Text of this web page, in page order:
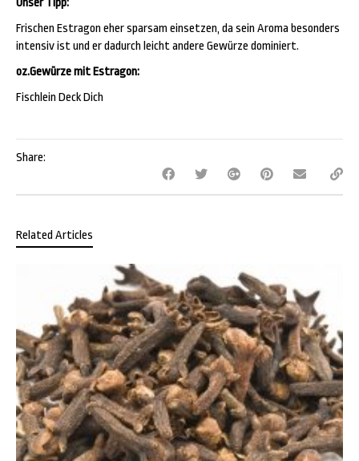
Frischen Estragon eher sparsam einsetzen, da sein Aroma besonders
intensiv ist und er dadurch leicht andere Gewürze dominiert.
oz.Gewürze mit Estragon:
Fischlein Deck Dich
Share:
Related Articles